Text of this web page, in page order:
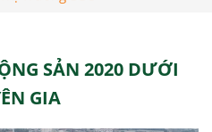
SẢN 2020 DƯỚI
GIA